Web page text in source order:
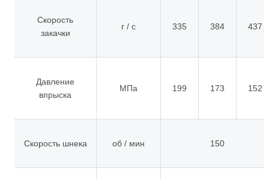
Скорость
закачки
г / с 335 384 437
Давление
впрыска
МПа 199 173 152
Скорость шнека об / мин 150